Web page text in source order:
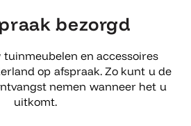
bezorgd
en accessoires
op afspraak. Zo kunt u de
nemen wanneer het u
uitkomt.